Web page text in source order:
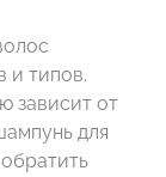
и типов.
зависит от
для